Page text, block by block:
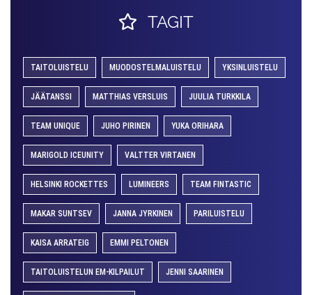
TAGIT
TAITOLUISTELU MUODOSTELMALUISTELU YKSINLUISTELU
JÄÄTANSSI MATTHIAS VERSLUIS JUULIA TURKKILA
TEAM UNIQUE JUHO PIRINEN YUKA ORIHARA
MARIGOLD ICEUNITY VALTTER VIRTANEN
HELSINKI ROCKETTES LUMINEERS TEAM FINTASTIC
MAKAR SUNTSEV JANNA JYRKINEN PARILUISTELU
KAISA ARRATEIG EMMI PELTONEN
TAITOLUISTELUN EM-KILPAILUT JENNI SAARINEN